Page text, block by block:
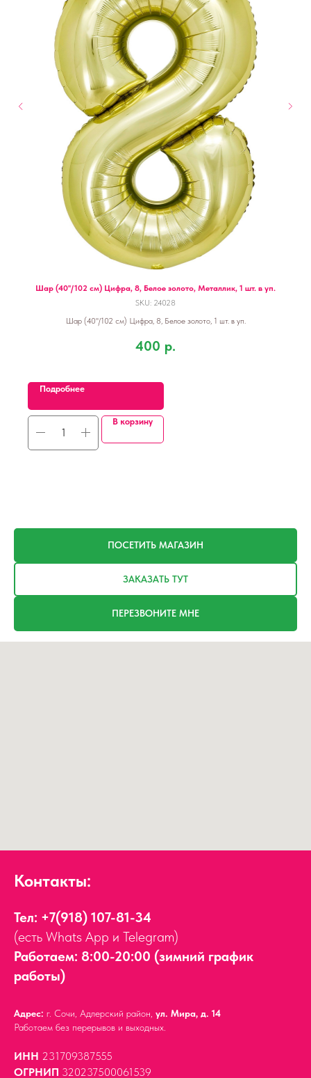
Шар (40''/102 см) Цифра, 8, Белое золото, Металлик, 1 шт. в уп.
SKU: 24028
Шар (40''/102 см) Цифра, 8, Белое золото, 1 шт. в уп.
400 р.
Подробнее
В корзину
ПОСЕТИТЬ МАГАЗИН
ЗАКАЗАТЬ ТУТ
ПЕРЕЗВОНИТЕ МНЕ
Контакты:
Тел: +7(918) 107-81-34
(есть Whats App и Telegram)
Работаем: 8:00-20:00 (зимний график
работы)
Адрес: г. Сочи, Адлерский район, ул. Мира, д. 14
Работаем без перерывов и выходных.
ИНН 231709387555
ОГРНИП 320237500061539